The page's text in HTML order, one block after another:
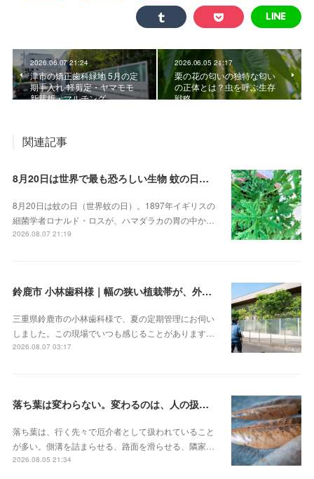
2026.06.07 21:24
津市の矯正歯科緑地 5月の定
期手入れ-軽剪定・ヤマモモ
新芽折・マルチング
2026.06.05 21:17
栗の花の匂いの独特な匂い
の正体とは？虫を呼ぶ生存
戦略
関連記事
8月20日は世界で最も恐ろしい生物 蚊の日！？。蚊連草・蚊嫌草 センテッドゼラニウム
8月20日は蚊の日（世界蚊の日）。1897年イギリスの
細菌学者ロナルド・ロスが、ハマダラカの胃の中か…
2026.08.07 21:19
鈴鹿市 小林歯科様｜幅の狭い植栽帯が、外から見ると緑の壁になる
三重県鈴鹿市の小林歯科様で、夏の定期管理にお伺い
しました。この現場でいつも感じることがあります…
2026.08.07 03:17
落ち葉は変わらない。変わるのは、人の扱いのほう
落ち葉は、行く先々で厄介者として扱われていること
が多い。側溝を詰まらせる、路面を滑らせる、隣家…
2026.08.05 21:34